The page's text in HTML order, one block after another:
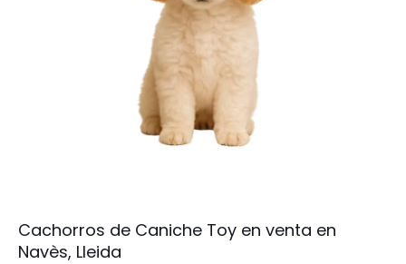
Cachorros de Caniche Toy en venta en
Navès, Lleida